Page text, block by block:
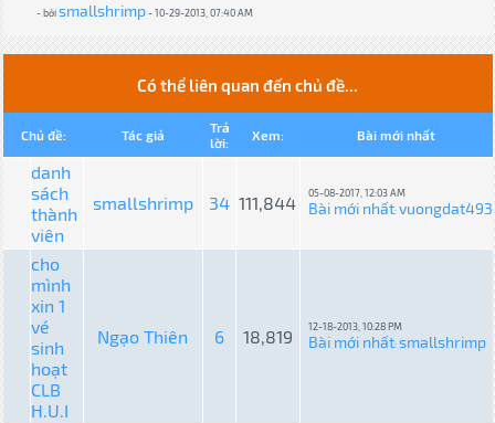
- bởismallshrimp- 10-29-2013, 07:40 AM
Có thể liên quan đến chủ đề...
Chủ đề: Tác giả
Trả
lời:
Xem: Bài mới nhất
danh
sách
thành
viên
smallshrimp 34 111,844 05-08-2017, 12:03 AM
Bài mới nhất:vuongdat493
cho
mình
xin 1
vé
sinh
hoạt
CLB
H.U.I
Ngạo Thiên 6 18,819 12-18-2013, 10:28 PM
Bài mới nhất:smallshrimp